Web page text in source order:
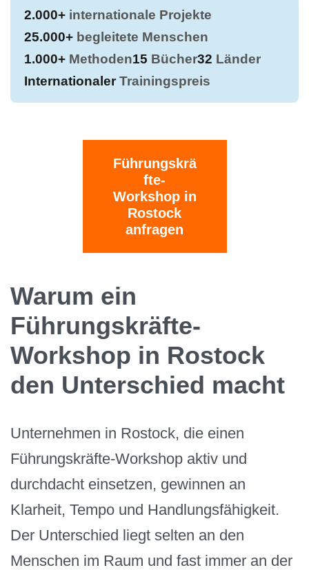
2.000+ internationale Projekte
25.000+ begleitete Menschen
1.000+ Methoden15 Bücher32 Länder
InternationalerTrainingspreis
Führungskrä
fte-
Workshop in
Rostock
anfragen
Warum ein
Führungskräfte-
Workshop in Rostock
den Unterschied macht
Unternehmen in Rostock, die einen
Führungskräfte-Workshop aktiv und
durchdacht einsetzen, gewinnen an
Klarheit, Tempo und Handlungsfähigkeit.
Der Unterschied liegt selten an den
Menschen im Raum und fast immer an der